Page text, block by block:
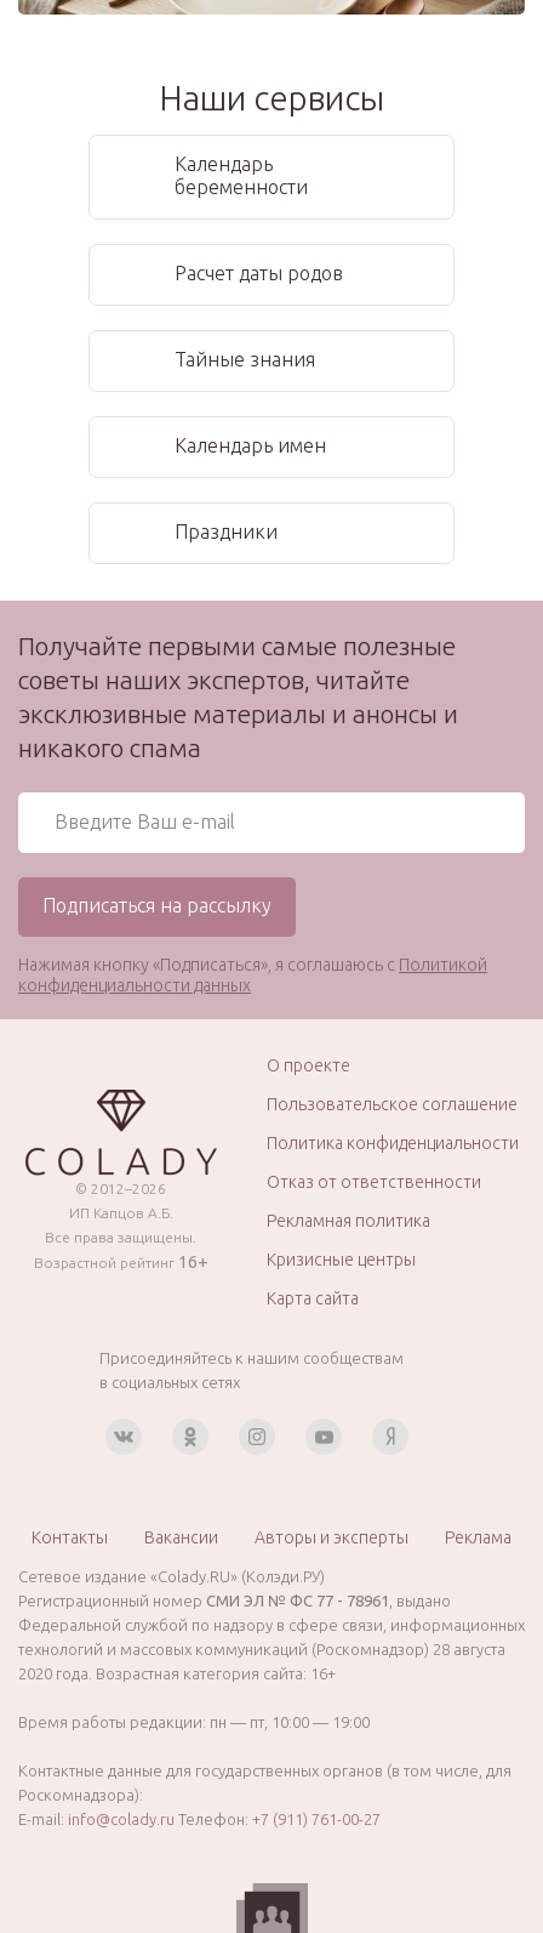
Наши сервисы
Календарь
беременности
Расчет даты родов
Тайные знания
Календарь имен
Праздники
Получайте первыми самые полезные
советы наших экспертов, читайте
эксклюзивные материалы и анонсы и
никакого спама
Нажимая кнопку «Подписаться», я соглашаюсь с Политикой
конфиденциальности данных
© 2012–2026
ИП Капцов А.Б.
Все права защищены.
Возрастной рейтинг 16+
О проекте
Пользовательское соглашение
Политика конфиденциальности
Отказ от ответственности
Рекламная политика
Кризисные центры
Карта сайта
Присоединяйтесь к нашим сообществам
в социальных сетях
Контакты Вакансии Авторы и эксперты Реклама
Сетевое издание «Colady.RU» (Колэди.РУ)
Регистрационный номер СМИ ЭЛ № ФС 77 - 78961
, выдано
Федеральной службой по надзору в сфере связи, информационных
технологий и массовых коммуникаций (Роскомнадзор) 28 августа
2020 года. Возрастная категория сайта: 16+
Время работы редакции: пн — пт, 10:00 — 19:00
Контактные данные для государственных органов (в том числе, для
Роскомнадзора):
E-mail: info@colady.ru Телефон: +7 (911) 761-00-27